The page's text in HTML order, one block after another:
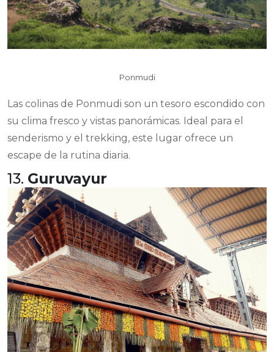
Ponmudi
Las colinas de Ponmudi son un tesoro escondido con
su clima fresco y vistas panorámicas. Ideal para el
senderismo y el trekking, este lugar ofrece un
escape de la rutina diaria.
13. Guruvayur